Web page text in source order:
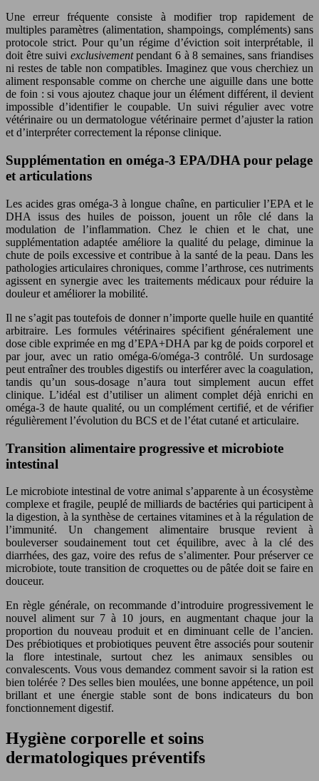
Une erreur fréquente consiste à modifier trop rapidement de
multiples paramètres (alimentation, shampoings, compléments) sans
protocole strict. Pour qu’un régime d’éviction soit interprétable, il
doit être suivi exclusivementpendant 6 à 8 semaines, sans friandises
ni restes de table non compatibles. Imaginez que vous cherchiez un
aliment responsable comme on cherche une aiguille dans une botte
de foin : si vous ajoutez chaque jour un élément différent, il devient
impossible d’identifier le coupable. Un suivi régulier avec votre
vétérinaire ou un dermatologue vétérinaire permet d’ajuster la ration
et d’interpréter correctement la réponse clinique.
Supplémentation en oméga-3 EPA/DHA pour pelage
et articulations
Les acides gras oméga-3 à longue chaîne, en particulier l’EPA et le
DHA issus des huiles de poisson, jouent un rôle clé dans la
modulation de l’inflammation. Chez le chien et le chat, une
supplémentation adaptée améliore la qualité du pelage, diminue la
chute de poils excessive et contribue à la santé de la peau. Dans les
pathologies articulaires chroniques, comme l’arthrose, ces nutriments
agissent en synergie avec les traitements médicaux pour réduire la
douleur et améliorer la mobilité.
Il ne s’agit pas toutefois de donner n’importe quelle huile en quantité
arbitraire. Les formules vétérinaires spécifient généralement une
dose cible exprimée en mg d’EPA+DHA par kg de poids corporel et
par jour, avec un ratio oméga-6/oméga-3 contrôlé. Un surdosage
peut entraîner des troubles digestifs ou interférer avec la coagulation,
tandis qu’un sous-dosage n’aura tout simplement aucun effet
clinique. L’idéal est d’utiliser un aliment complet déjà enrichi en
oméga-3 de haute qualité, ou un complément certifié, et de vérifier
régulièrement l’évolution du BCS et de l’état cutané et articulaire.
Transition alimentaire progressive et microbiote
intestinal
Le microbiote intestinal de votre animal s’apparente à un écosystème
complexe et fragile, peuplé de milliards de bactéries qui participent à
la digestion, à la synthèse de certaines vitamines et à la régulation de
l’immunité. Un changement alimentaire brusque revient à
bouleverser soudainement tout cet équilibre, avec à la clé des
diarrhées, des gaz, voire des refus de s’alimenter. Pour préserver ce
microbiote, toute transition de croquettes ou de pâtée doit se faire en
douceur.
En règle générale, on recommande d’introduire progressivement le
nouvel aliment sur 7 à 10 jours, en augmentant chaque jour la
proportion du nouveau produit et en diminuant celle de l’ancien.
Des prébiotiques et probiotiques peuvent être associés pour soutenir
la flore intestinale, surtout chez les animaux sensibles ou
convalescents. Vous vous demandez comment savoir si la ration est
bien tolérée ? Des selles bien moulées, une bonne appétence, un poil
brillant et une énergie stable sont de bons indicateurs du bon
fonctionnement digestif.
Hygiène corporelle et soins
dermatologiques préventifs